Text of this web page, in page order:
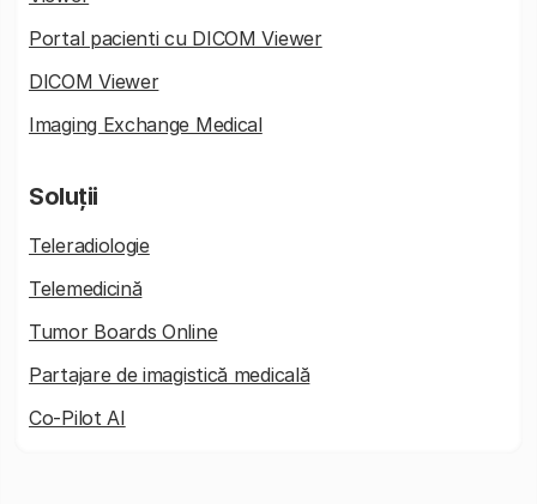
Portal pacienti cu DICOM Viewer
DICOM Viewer
Imaging Exchange Medical
Soluții
Teleradiologie
Telemedicină
Tumor Boards Online
Partajare de imagistică medicală
Co-Pilot AI